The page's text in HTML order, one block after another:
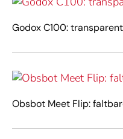
Godox C100:
Obsbot Meet Flip: